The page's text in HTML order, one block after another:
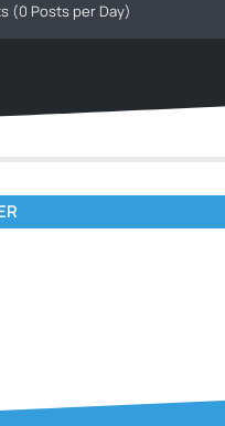
(0 Posts per Day)